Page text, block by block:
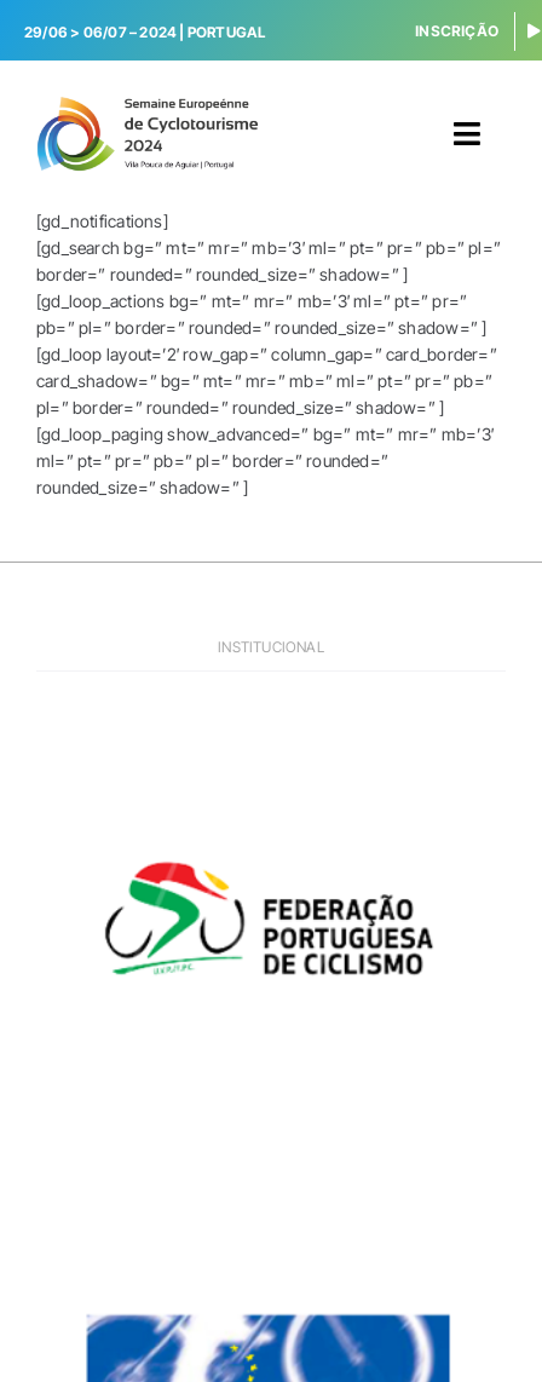
content
INSCRIÇÃO
29/06 > 06/07 – 2024 | PORTUGAL
INÍCIO
CAMPING
SERVIÇOS
V. POUCA AGUIAR
TERRITÓRIO
[gd_notifications]
[gd_search bg=” mt=” mr=” mb=’3′ ml=” pt=” pr=” pb=” pl=”
border=” rounded=” rounded_size=” shadow=” ]
[gd_loop_actions bg=” mt=” mr=” mb=’3′ ml=” pt=” pr=”
pb=” pl=” border=” rounded=” rounded_size=” shadow=” ]
[gd_loop layout=’2′ row_gap=” column_gap=” card_border=”
card_shadow=” bg=” mt=” mr=” mb=” ml=” pt=” pr=” pb=”
pl=” border=” rounded=” rounded_size=” shadow=” ]
[gd_loop_paging show_advanced=” bg=” mt=” mr=” mb=’3′
ml=” pt=” pr=” pb=” pl=” border=” rounded=”
rounded_size=” shadow=” ]
INSTITUCIONAL